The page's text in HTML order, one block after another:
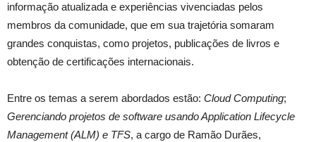
informação atualizada e experiências vivenciadas pelos
membros da comunidade, que em sua trajetória somaram
grandes conquistas, como projetos, publicações de livros e
obtenção de certificações internacionais.
Entre os temas a serem abordados estão: Cloud Computing;
Gerenciando projetos de software usando Application Lifecycle
Management (ALM) e TFS, a cargo de Ramão Durães,